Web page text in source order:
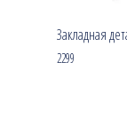
Закладная
2299